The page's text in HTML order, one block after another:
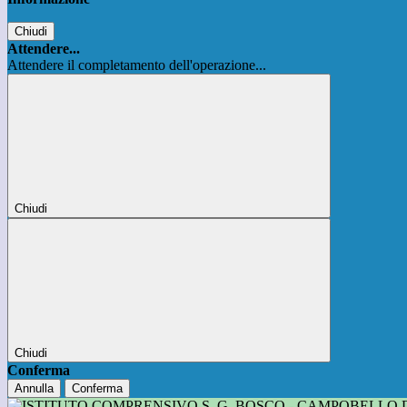
Chiudi
Attendere...
Attendere il completamento dell'operazione...
Chiudi
Chiudi
Conferma
Annulla Conferma